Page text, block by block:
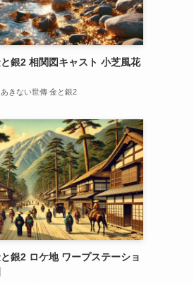
銀2 相関図キャスト 小芝風花
あきない世傳 金と銀2
銀2 ロケ地 ワープステーショ